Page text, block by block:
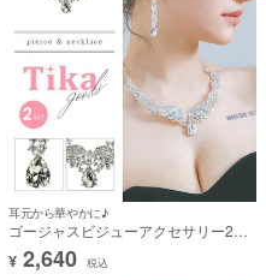
耳元から華やかに♪
ゴージャスビジューアクセサリー2点
セット [ネックレス＋ピアス]
¥ 2,640 税込